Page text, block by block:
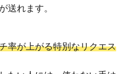
が送れます。
率が上がる特別なリクエス